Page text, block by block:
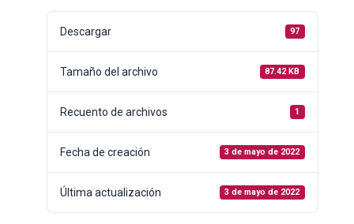
Descargar 97
Tamaño del archivo 87.42 KB
Recuento de archivos 1
Fecha de creación 3 de mayo de 2022
Última actualización 3 de mayo de 2022